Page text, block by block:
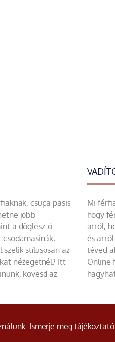
csupa pasis
jobb
a döglesztő
szelik stílusosan az
nézegetnél? Itt
kövesd az
Mi
hogy
arról,
és
téved
Online
Ismerje meg